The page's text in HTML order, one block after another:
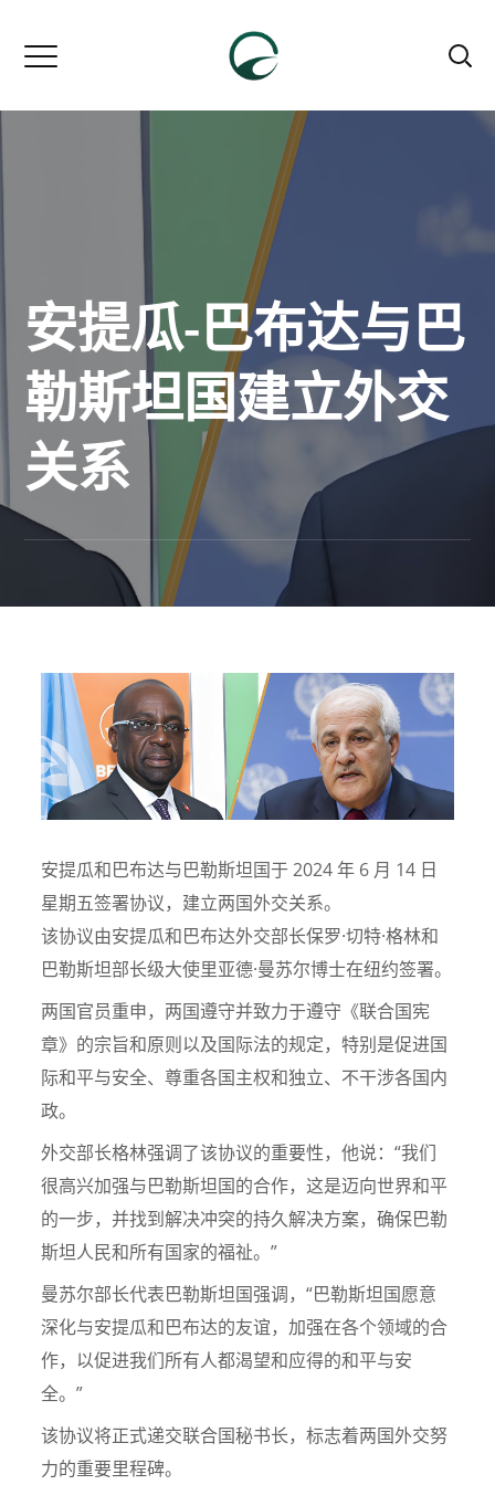
安提瓜-巴布达与巴
勒斯坦国建立外交
关系
安提瓜和巴布达与巴勒斯坦国于 2024 年 6 月 14 日
星期五签署协议，建立两国外交关系。
该协议由安提瓜和巴布达外交部长保罗·切特·格林和
巴勒斯坦部长级大使里亚德·曼苏尔博士在纽约签署。
两国官员重申，两国遵守并致力于遵守《联合国宪
章》的宗旨和原则以及国际法的规定，特别是促进国
际和平与安全、尊重各国主权和独立、不干涉各国内
政。
外交部长格林强调了该协议的重要性，他说：“我们
很高兴加强与巴勒斯坦国的合作，这是迈向世界和平
的一步，并找到解决冲突的持久解决方案，确保巴勒
斯坦人民和所有国家的福祉。”
曼苏尔部长代表巴勒斯坦国强调，“巴勒斯坦国愿意
深化与安提瓜和巴布达的友谊，加强在各个领域的合
作，以促进我们所有人都渴望和应得的和平与安
全。”
该协议将正式递交联合国秘书长，标志着两国外交努
力的重要里程碑。